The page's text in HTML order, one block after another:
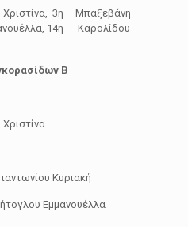
3η – Μπαξεβάνη
14η – Καρολίδου
Β
Κυριακή
Εμμανουέλλα